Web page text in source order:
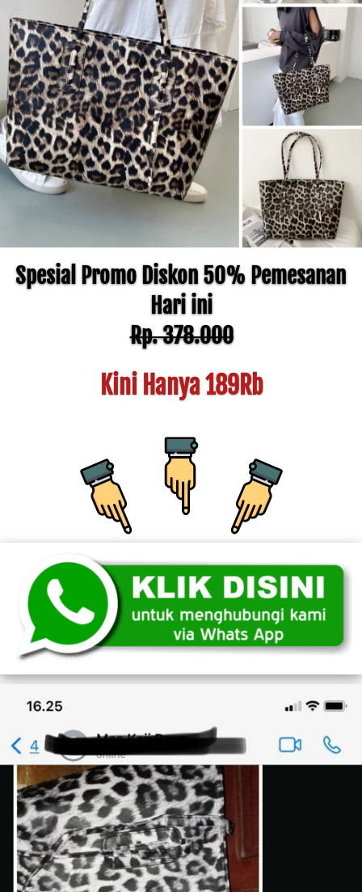
Spesial Promo Diskon 50% Pemesanan
Hari ini
Rp. 378.000
Kini Hanya 189Rb